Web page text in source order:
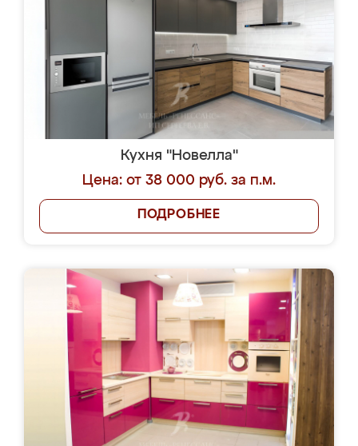
Кухня "Новелла"
Цена: от 38 000 руб. за п.м.
ПОДРОБНЕЕ